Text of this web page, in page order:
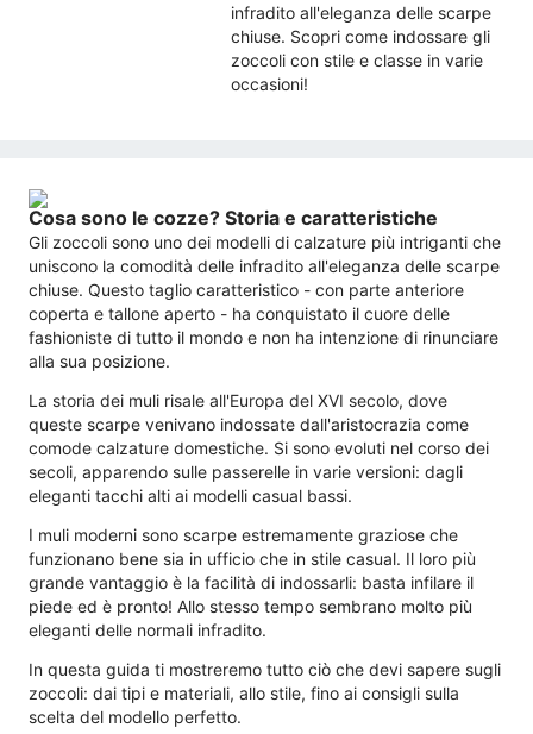
infradito all'eleganza delle scarpe
chiuse. Scopri come indossare gli
zoccoli con stile e classe in varie
occasioni!
Cosa sono le cozze? Storia e caratteristiche
Gli zoccoli sono uno dei modelli di calzature più intriganti che
uniscono la comodità delle infradito all'eleganza delle scarpe
chiuse. Questo taglio caratteristico - con parte anteriore
coperta e tallone aperto - ha conquistato il cuore delle
fashioniste di tutto il mondo e non ha intenzione di rinunciare
alla sua posizione.
La storia dei muli risale all'Europa del XVI secolo, dove
queste scarpe venivano indossate dall'aristocrazia come
comode calzature domestiche. Si sono evoluti nel corso dei
secoli, apparendo sulle passerelle in varie versioni: dagli
eleganti tacchi alti ai modelli casual bassi.
I muli moderni sono scarpe estremamente graziose che
funzionano bene sia in ufficio che in stile casual. Il loro più
grande vantaggio è la facilità di indossarli: basta infilare il
piede ed è pronto! Allo stesso tempo sembrano molto più
eleganti delle normali infradito.
In questa guida ti mostreremo tutto ciò che devi sapere sugli
zoccoli: dai tipi e materiali, allo stile, fino ai consigli sulla
scelta del modello perfetto.